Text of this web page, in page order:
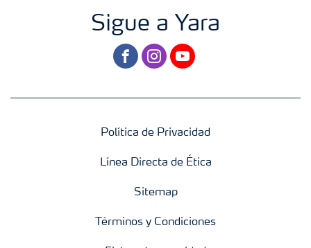
Sigue a Yara
facebookinstagram
youtube
Política de Privacidad
Línea Directa de Ética
Sitemap
Términos y Condiciones